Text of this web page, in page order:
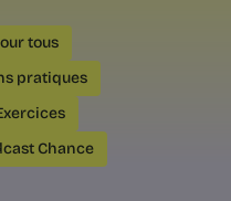
entre
tous
pratiques
Chance